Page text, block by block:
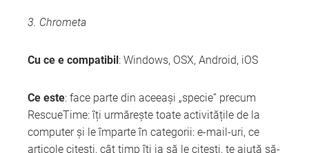
3. Chrometa
Cu ce e compatibil: Windows, OSX, Android, iOS
Ce este: face parte din aceeași „specie” precum
RescueTime: îți urmărește toate activitățile de la
computer și le împarte în categorii: e-mail-uri, ce
articole citești, cât timp îți ia să le citești, te ajută să-